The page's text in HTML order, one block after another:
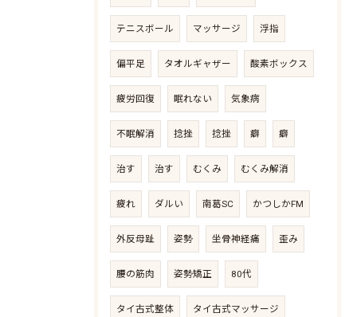
テニスボール マッサージ 浮指
偏平足 タオルギャザー 酸素ボックス
疲労回復 眠れない 気象病
不眠解消 捻挫 捻挫 癖 癖
治す 治す むくみ むくみ解消
疲れ ダルい 南葛SC かつしかFM
外反母趾 姿勢 坐骨神経痛 歪み
腰の筋肉 姿勢矯正 80代
タイ古式整体 タイ古式マッサージ